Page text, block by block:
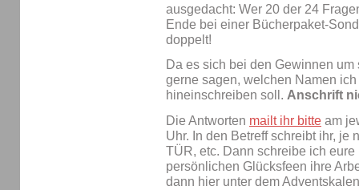
ausgedacht: Wer 20 der 24
Ende bei einer Bücherpaket-
doppelt!
Da es sich bei den Gewinnen
gerne sagen, welchen Namen
hineinschreiben soll. Anschrift
Die Antworten mailt ihr bitte am
Uhr. In den Betreff schreibt ihr,
TÜR, etc. Dann schreibe ich
persönlichen Glücksfeen ihre
dann hier unter dem